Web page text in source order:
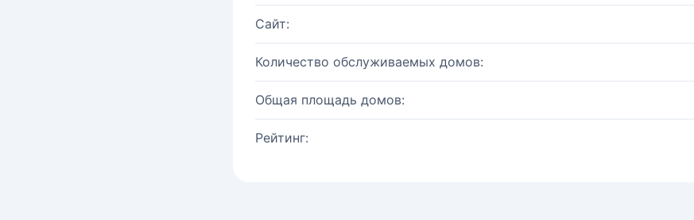
Сайт:
Количество обслуживаемых домов:
Общая площадь домов:
Рейтинг: